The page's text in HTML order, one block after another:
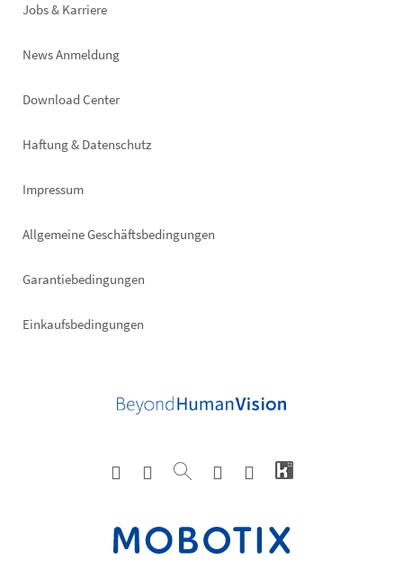
Jobs & Karriere
News Anmeldung
Footer
Download Center
Haftung & Datenschutz
Impressum
Allgemeine Geschäftsbedingungen
Garantiebedingungen
Einkaufsbedingungen